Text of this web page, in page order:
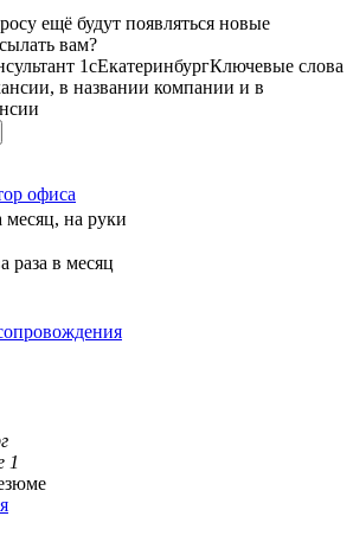
ещё будут появляться новые
вам?
1сЕкатеринбургКлючевые слова
в названии компании и в
офиса
месяц, на руки
в месяц
1